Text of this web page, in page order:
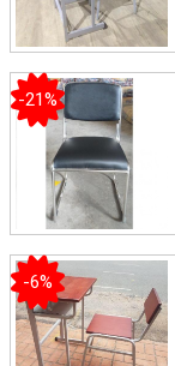
-21%
-6%